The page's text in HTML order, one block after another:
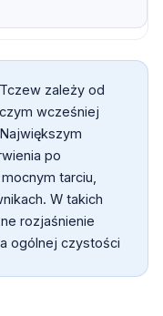
zależy od
wcześniej
po
tarciu,
W takich
rozjaśnienie
ogólnej czystości